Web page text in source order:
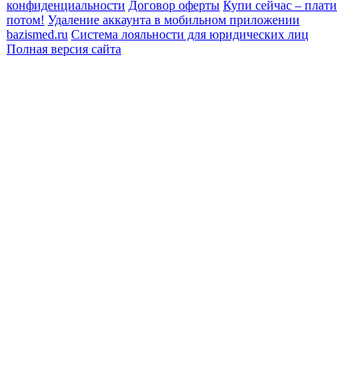
конфиденциальности Договор оферты Купи сейчас – плати
потом! Удаление аккаунта в мобильном приложении
bazismed.ru Система лояльности для юридических лиц
Полная версия сайта